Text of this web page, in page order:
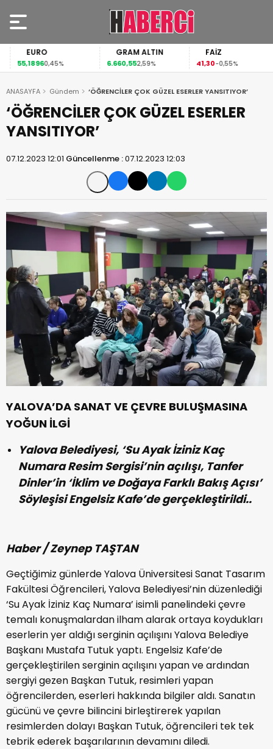
EURO
55,18960,45%
GRAM ALTIN
6.660,552,59%
FAİZ
41,30-0,55%
ANASAYFA Gündem ‘ÖĞRENCİLER ÇOK GÜZEL ESERLER YANSITIYOR’
‘ÖĞRENCİLER ÇOK GÜZEL ESERLER
YANSITIYOR’
07.12.2023 12:01 Güncellenme :07.12.2023 12:03
YALOVA’DA SANAT VE ÇEVRE BULUŞMASINA
YOĞUN İLGİ
Yalova Belediyesi, ‘Su Ayak İziniz Kaç
Numara Resim Sergisi’nin açılışı, Tanfer
Dinler’in ‘İklim ve Doğaya Farklı Bakış Açısı’
Söyleşisi Engelsiz Kafe’de gerçekleştirildi..
Haber / Zeynep TAŞTAN
Geçtiğimiz günlerde Yalova Üniversitesi Sanat Tasarım
Fakültesi Öğrencileri, Yalova Belediyesi’nin düzenlediği
‘Su Ayak İziniz Kaç Numara’ isimli panelindeki çevre
temalı konuşmalardan ilham alarak ortaya koydukları
eserlerin yer aldığı serginin açılışını Yalova Belediye
Başkanı Mustafa Tutuk yaptı. Engelsiz Kafe’de
gerçekleştirilen serginin açılışını yapan ve ardından
sergiyi gezen Başkan Tutuk, resimleri yapan
öğrencilerden, eserleri hakkında bilgiler aldı. Sanatın
gücünü ve çevre bilincini birleştirerek yapılan
resimlerden dolayı Başkan Tutuk, öğrencileri tek tek
tebrik ederek başarılarının devamını diledi.